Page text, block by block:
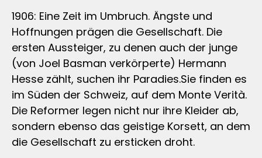
1906: Eine Zeit im Umbruch. Ängste und
Hoffnungen prägen die Gesellschaft. Die
ersten Aussteiger, zu denen auch der junge
(von Joel Basman verkörperte) Hermann
Hesse zählt, suchen ihr Paradies.Sie finden es
im Süden der Schweiz, auf dem Monte Verità.
Die Reformer legen nicht nur ihre Kleider ab,
sondern ebenso das geistige Korsett, an dem
die Gesellschaft zu ersticken droht.